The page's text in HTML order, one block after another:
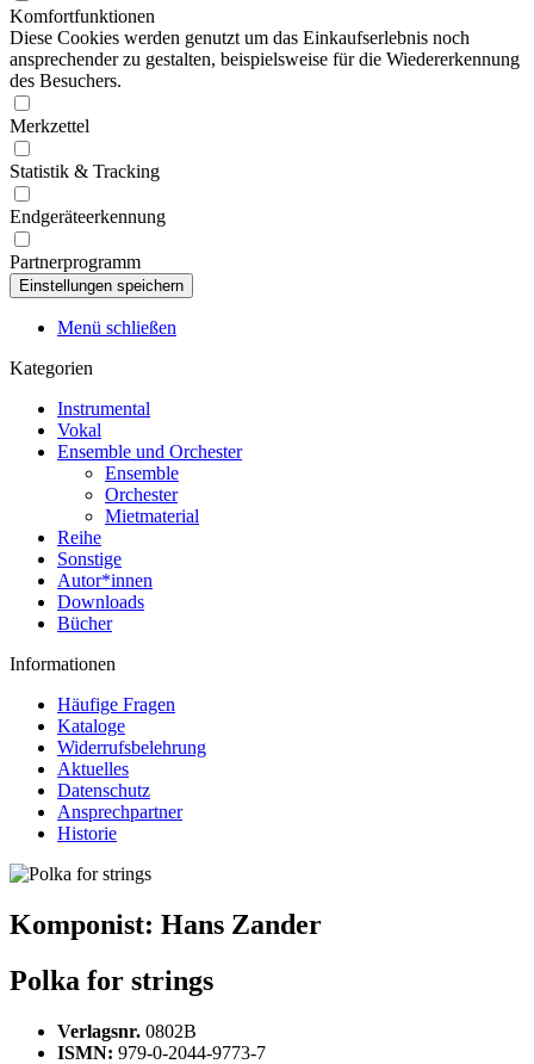
Komfortfunktionen
Diese Cookies werden genutzt um das Einkaufserlebnis noch
ansprechender zu gestalten, beispielsweise für die Wiedererkennung
des Besuchers.
Merkzettel
Statistik & Tracking
Endgeräteerkennung
Partnerprogramm
Menü schließen
Kategorien
Instrumental
Vokal
Ensemble und Orchester
Ensemble
Orchester
Mietmaterial
Reihe
Sonstige
Autor*innen
Downloads
Bücher
Informationen
Häufige Fragen
Kataloge
Widerrufsbelehrung
Aktuelles
Datenschutz
Ansprechpartner
Historie
Komponist: Hans Zander
Polka for strings
Verlagsnr. 0802B
ISMN: 979-0-2044-9773-7